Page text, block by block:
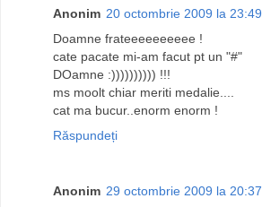
Anonim 20 octombrie 2009 la 23:49
Doamne frateeeeeeeeee !
cate pacate mi-am facut pt un "#"
DOamne :)))))))))) !!!
ms moolt chiar meriti medalie....
cat ma bucur..enorm enorm !
Răspundeți
Anonim 29 octombrie 2009 la 20:37